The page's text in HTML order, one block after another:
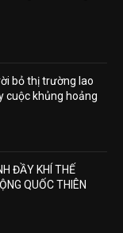
bỏ thị trường lao
cuộc khủng hoảng
ĐẦY KHÍ THẾ
QUỐC THIÊN